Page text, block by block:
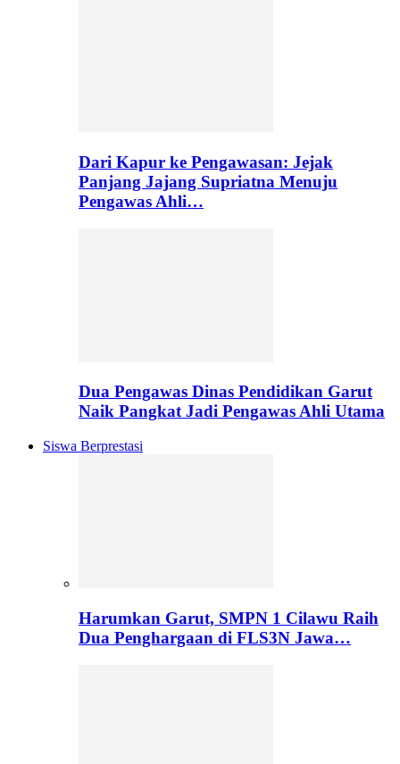
Dari Kapur ke Pengawasan: Jejak
Panjang Jajang Supriatna Menuju
Pengawas Ahli…
Dua Pengawas Dinas Pendidikan Garut
Naik Pangkat Jadi Pengawas Ahli Utama
Siswa Berprestasi
Harumkan Garut, SMPN 1 Cilawu Raih
Dua Penghargaan di FLS3N Jawa…